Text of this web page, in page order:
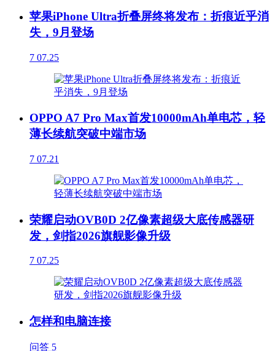
苹果iPhone Ultra折叠屏终将发布：折痕近乎消
失，9月登场
7 07.25
OPPO A7 Pro Max首发10000mAh单电芯，轻
薄长续航突破中端市场
7 07.21
荣耀启动OVB0D 2亿像素超级大底传感器研
发，剑指2026旗舰影像升级
7 07.25
怎样和电脑连接
问答 5